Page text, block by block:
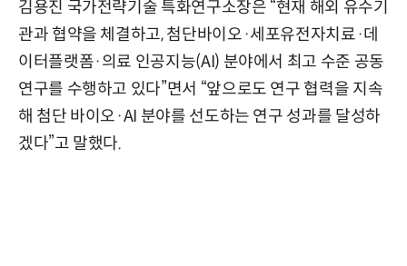
김용진 국가전략기술 특화연구소장은 “현재 해외 유수기
관과 협약을 체결하고, 첨단바이오·세포유전자치료·데
이터플랫폼·의료 인공지능(AI) 분야에서 최고 수준 공동
연구를 수행하고 있다”면서 “앞으로도 연구 협력을 지속
해 첨단 바이오·AI 분야를 선도하는 연구 성과를 달성하
겠다”고 말했다.